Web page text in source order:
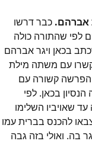
אברהם. כבר דרשו
לפי שהתורה כולה
בכאן ויגר אברהם
עם משתה מילת
הפרשה קשורה עם
בכאן. לפי
שאויביו השלימו
להכנס בברית עמו
בה. ואולי בזה גבה